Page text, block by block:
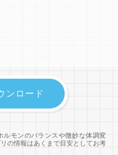
モンのバランスや微妙な体調変
の情報はあくまで目安としてお考
ンロード